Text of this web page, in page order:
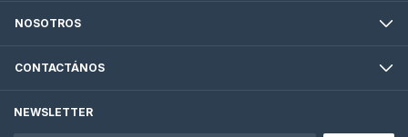
NOSOTROS
CONTACTÁNOS
NEWSLETTER